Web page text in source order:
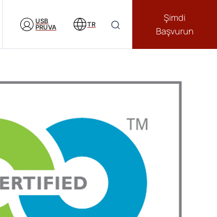
USB
PRUVA
TR
Şimdi
Başvurun